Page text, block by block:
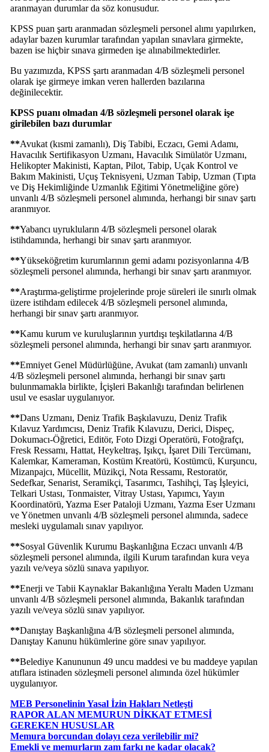
aranmayan durumlar da söz konusudur.
KPSS puan şartı aranmadan sözleşmeli personel alımı yapılırken,
adaylar bazen kurumlar tarafından yapılan sınavlara girmekte,
bazen ise hiçbir sınava girmeden işe alınabilmektedirler.
Bu yazımızda, KPSS şartı aranmadan 4/B sözleşmeli personel
olarak işe girmeye imkan veren hallerden bazılarına
değinilecektir.
KPSS puanı olmadan 4/B sözleşmeli personel olarak işe
girilebilen bazı durumlar
**Avukat (kısmi zamanlı), Diş Tabibi, Eczacı, Gemi Adamı,
Havacılık Sertifikasyon Uzmanı, Havacılık Simülatör Uzmanı,
Helikopter Makinisti, Kaptan, Pilot, Tabip, Uçak Kontrol ve
Bakım Makinisti, Uçuş Teknisyeni, Uzman Tabip, Uzman (Tıpta
ve Diş Hekimliğinde Uzmanlık Eğitimi Yönetmeliğine göre)
unvanlı 4/B sözleşmeli personel alımında, herhangi bir sınav şartı
aranmıyor.
**Yabancı uyrukluların 4/B sözleşmeli personel olarak
istihdamında, herhangi bir sınav şartı aranmıyor.
**Yükseköğretim kurumlarının gemi adamı pozisyonlarına 4/B
sözleşmeli personel alımında, herhangi bir sınav şartı aranmıyor.
**Araştırma-geliştirme projelerinde proje süreleri ile sınırlı olmak
üzere istihdam edilecek 4/B sözleşmeli personel alımında,
herhangi bir sınav şartı aranmıyor.
**Kamu kurum ve kuruluşlarının yurtdışı teşkilatlarına 4/B
sözleşmeli personel alımında, herhangi bir sınav şartı aranmıyor.
**Emniyet Genel Müdürlüğüne, Avukat (tam zamanlı) unvanlı
4/B sözleşmeli personel alımında, herhangi bir sınav şartı
bulunmamakla birlikte, İçişleri Bakanlığı tarafından belirlenen
usul ve esaslar uygulanıyor.
**Dans Uzmanı, Deniz Trafik Başkılavuzu, Deniz Trafik
Kılavuz Yardımcısı, Deniz Trafik Kılavuzu, Derici, Dispeç,
Dokumacı-Öğretici, Editör, Foto Dizgi Operatörü, Fotoğrafçı,
Fresk Ressamı, Hattat, Heykeltraş, Işıkçı, İşaret Dili Tercümanı,
Kalemkar, Kameraman, Kostüm Kreatörü, Kostümcü, Kurşuncu,
Mizanpajcı, Mücellit, Müzikçi, Nota Ressamı, Restoratör,
Sedefkar, Senarist, Seramikçi, Tasarımcı, Tashihçi, Taş İşleyici,
Telkari Ustası, Tonmaister, Vitray Ustası, Yapımcı, Yayın
Koordinatörü, Yazma Eser Pataloji Uzmanı, Yazma Eser Uzmanı
ve Yönetmen unvanlı 4/B sözleşmeli personel alımında, sadece
mesleki uygulamalı sınav yapılıyor.
**Sosyal Güvenlik Kurumu Başkanlığına Eczacı unvanlı 4/B
sözleşmeli personel alımında, ilgili Kurum tarafından kura veya
yazılı ve/veya sözlü sınava yapılıyor.
**Enerji ve Tabii Kaynaklar Bakanlığına Yeraltı Maden Uzmanı
unvanlı 4/B sözleşmeli personel alımında, Bakanlık tarafından
yazılı ve/veya sözlü sınav yapılıyor.
**Danıştay Başkanlığına 4/B sözleşmeli personel alımında,
Danıştay Kanunu hükümlerine göre sınav yapılıyor.
**Belediye Kanununun 49 uncu maddesi ve bu maddeye yapılan
atıflara istinaden sözleşmeli personel alımında özel hükümler
uygulanıyor.
MEB Personelinin Yasal İzin Hakları Netleşti
RAPOR ALAN MEMURUN DİKKAT ETMESİ
GEREKEN HUSUSLAR
Memura borcundan dolayı ceza verilebilir mi?
Emekli ve memurların zam farkı ne kadar olacak?